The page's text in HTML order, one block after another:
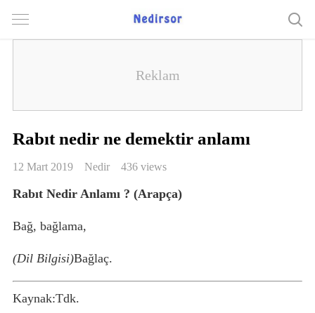
Rabıt nedir ne demektir anlamı
12 Mart 2019 Nedir 436 views
Rabıt Nedir Anlamı ? (Arapça)
Bağ, bağlama,
(Dil Bilgisi)Bağlaç.
Kaynak:Tdk.